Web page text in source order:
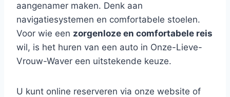
aangenamer maken. Denk aan
navigatiesystemen en comfortabele stoelen.
Voor wie een zorgenloze en comfortabele reis
wil, is het huren van een auto in Onze-Lieve-
Vrouw-Waver een uitstekende keuze.
U kunt online reserveren via onze website of